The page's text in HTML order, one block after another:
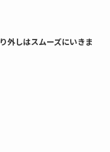
外しはスムーズにいきま